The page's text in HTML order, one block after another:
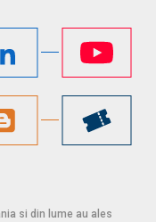
si din lume au ales